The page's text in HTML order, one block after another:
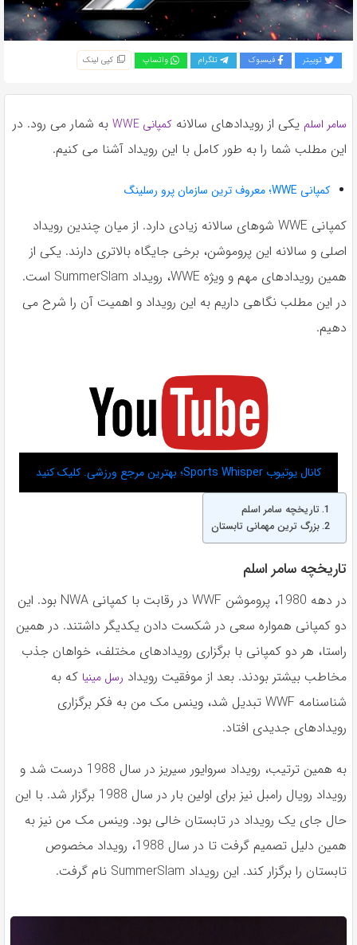
به
اشتراک
بگذارید.
لینک
توییتر فیسبوک تلگرام واتساپ کپی لینک
سامر اسلم یکی از رویدادهای سالانه کمپانی WWE
به شمار می رود. در
این مطلب شما را به طور کامل با این رویداد آشنا می کنیم.
کمپانی WWE؛ معروف ترین سازمان پرو رسلینگ
کمپانی WWE شوهای سالانه زیادی دارد. از میان چندین رویداد
اصلی و سالانه این پروموشن، برخی جایگاه بالاتری دارند. یکی از
همین رویدادهای مهم و ویژه WWE، رویداد SummerSlam است.
در این مطلب نگاهی داریم به این رویداد و اهمیت آن را شرح می
دهیم.
کانال یوتیوب Sports Whisper؛ بهترین مرجع ورزشی. کلیک کنید
تاریخچه سامر اسلم
بزرگ ترین مهمانی تابستان
تاریخچه سامر اسلم
در دهه 1980، پروموشن WWF در رقابت با کمپانی NWA بود. این
دو کمپانی همواره سعی در شکست دادن یکدیگر داشتند. در همین
راستا، هر دو کمپانی با برگزاری رویدادهای مختلف، خواهان جذب
مخاطب بیشتر بودند. بعد از موفقیت رویداد رسل مینیا که به
شناسنامه WWF تبدیل شد، وینس مک من به فکر برگزاری
رویدادهای جدیدی افتاد.
به همین ترتیب، رویداد سروایور سیریز در سال 1988 درست شد و
رویداد رویال رامبل نیز برای اولین بار در سال 1988 برگزار شد. با این
حال جای یک رویداد در تابستان خالی بود. وینس مک من نیز به
همین دلیل تصمیم گرفت تا در سال 1988، رویداد مخصوص
تابستان را برگزار کند. این رویداد SummerSlam نام گرفت.